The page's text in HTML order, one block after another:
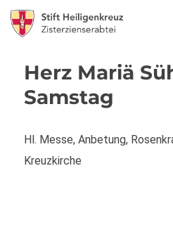
Herz Mariä
Samstag
Hl. Messe, Anbetung,
Kreuzkirche